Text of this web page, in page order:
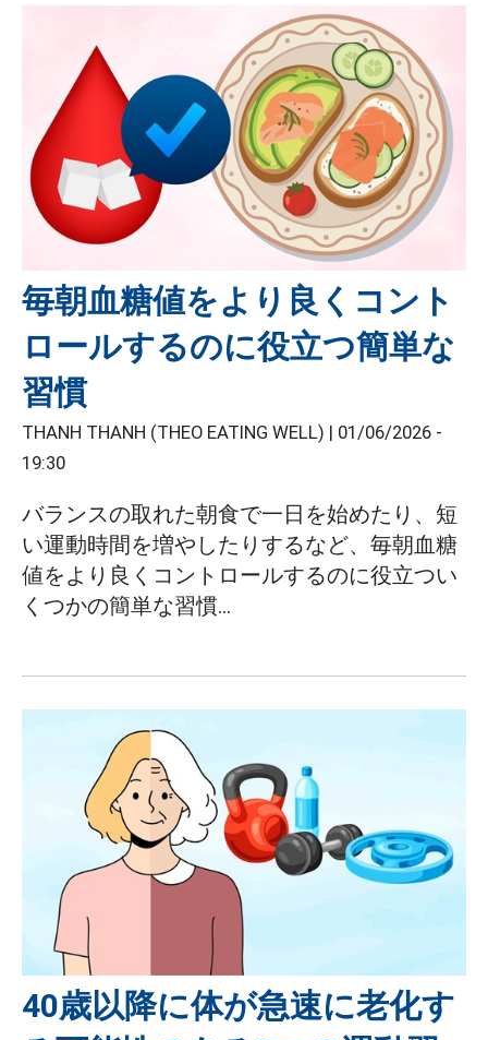
毎朝血糖値をより良くコント
ロールするのに役立つ簡単な
習慣
THANH THANH (THEO EATING WELL) | 01/06/2026 -
19:30
バランスの取れた朝食で一日を始めたり、短
い運動時間を増やしたりするなど、毎朝血糖
値をより良くコントロールするのに役立つい
くつかの簡単な習慣...
40歳以降に体が急速に老化す